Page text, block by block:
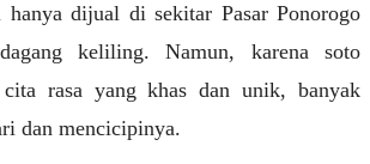
dijual di sekitar Pasar Ponorogo
keliling. Namun, karena soto
rasa yang khas dan unik, banyak
dan mencicipinya.